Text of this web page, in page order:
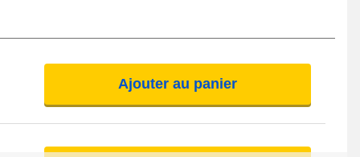
Ajouter au panier